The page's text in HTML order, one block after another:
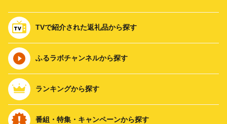
TVで紹介された返礼品から探す
ふるラボチャンネルから探す
ランキングから探す
番組・特集・キャンペーンから探す